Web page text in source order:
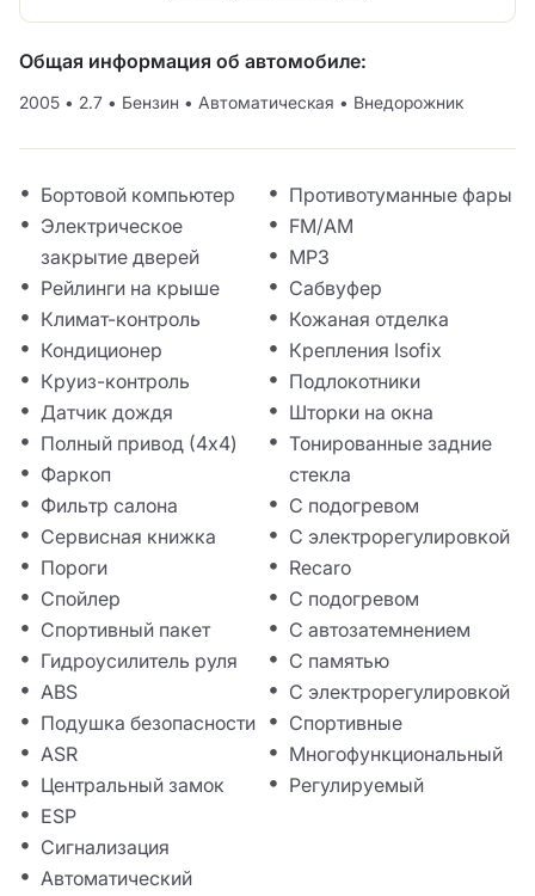
Общая информация об автомобиле:
2005 • 2.7 • Бензин • Автоматическая • Внедорожник
Бортовой компьютер
Электрическое
закрытие дверей
Рейлинги на крыше
Климат-контроль
Кондиционер
Круиз-контроль
Датчик дождя
Полный привод (4x4)
Фаркоп
Фильтр салона
Сервисная книжка
Пороги
Спойлер
Спортивный пакет
Гидроусилитель руля
ABS
Подушка безопасности
ASR
Центральный замок
ESP
Сигнализация
Автоматический
Противотуманные фары
FM/AM
MP3
Сабвуфер
Кожаная отделка
Крепления Isofix
Подлокотники
Шторки на окна
Тонированные задние
стекла
С подогревом
С электрорегулировкой
Recaro
С подогревом
С автозатемнением
С памятью
С электрорегулировкой
Спортивные
Многофункциональный
Регулируемый